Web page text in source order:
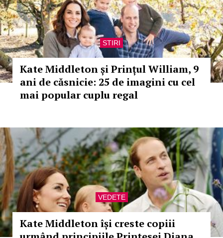
STIRI
Kate Middleton și Prințul William, 9
ani de căsnicie: 25 de imagini cu cel
mai popular cuplu regal
VEDETE
Kate Middleton își creste copiii